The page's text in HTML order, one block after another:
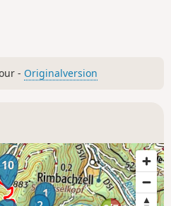
- Originalversion
1
10